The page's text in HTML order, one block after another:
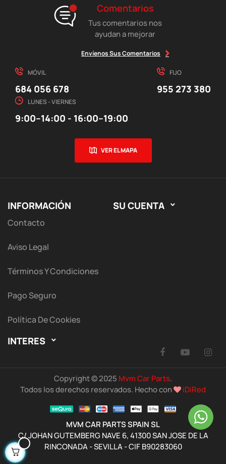
Comentarios
Tus comentarios nos
ayudan a mejorar
Envíenos Sus Comentarios
MÓVIL
684 056 678
FIJO
955 273 380
LUNES - VIERNES
9:00–14:00 - 16:00–19:00
VER EL MAPA
INFORMACIÓN
Contacto
Aviso Legal
Términos Y Condiciones
Pago Seguro
Política De Cookies
SU CUENTA 
INTERES 
Facebook
Copyright © 2025 Mvm Car Parts.
Todos los derechos reservados. Hecho con
iDiRed
MVM CAR PARTS SPAIN SL
C/ JOHAN GUTEMBERG NAVE 6, 41300 SAN JOSE DE LA
RINCONADA - SEVILLA - CIF B90283060